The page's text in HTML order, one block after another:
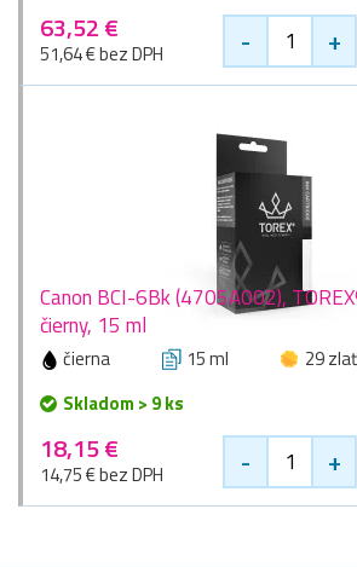
63,52 €
51,64 € bez DPH - +
Canon BCI-6Bk (4705A002),
čierny, 15 ml
čierna 15 ml
29
Skladom > 9 ks
18,15 €
14,75 € bez DPH - +